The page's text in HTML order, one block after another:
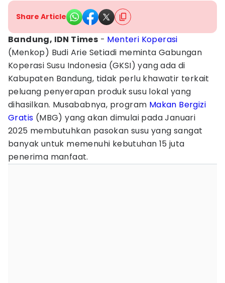
Share Article
Bandung, IDN Times - Menteri Koperasi
(Menkop) Budi Arie Setiadi meminta Gabungan
Koperasi Susu Indonesia (GKSI) yang ada di
Kabupaten Bandung, tidak perlu khawatir terkait
peluang penyerapan produk susu lokal yang
dihasilkan. Musababnya, program Makan Bergizi
Gratis (MBG) yang akan dimulai pada Januari
2025 membutuhkan pasokan susu yang sangat
banyak untuk memenuhi kebutuhan 15 juta
penerima manfaat.